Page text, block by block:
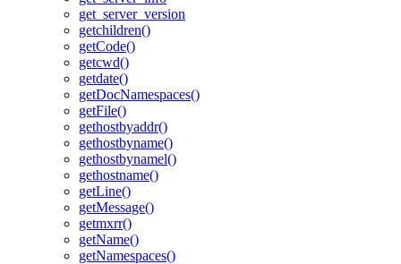
get_server_version
getchildren()
getCode()
getcwd()
getdate()
getDocNamespaces()
getFile()
gethostbyaddr()
gethostbyname()
gethostbynamel()
gethostname()
getLine()
getMessage()
getmxrr()
getName()
getNamespaces()